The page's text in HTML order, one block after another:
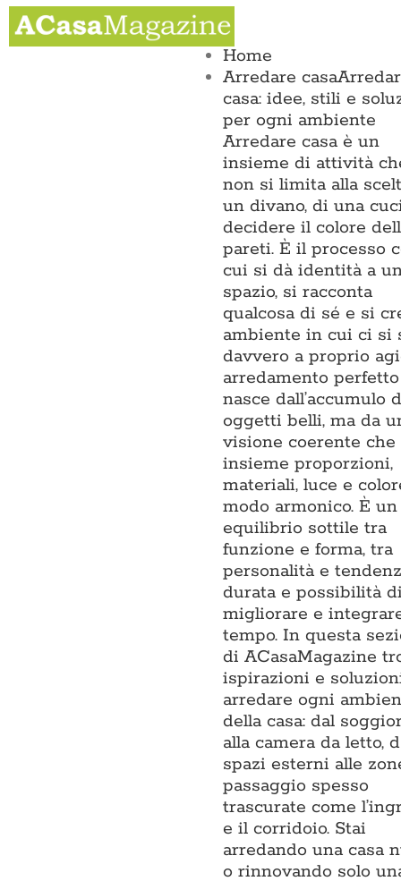
Salta
contenuto
Toggle
Navigation
Home
Arredare casa
casa: idee, stili e
per ogni ambiente
Arredare casa è un
insieme di attività
non si limita alla
un divano, di una
decidere il colore
pareti. È il processo
cui si dà identità a
spazio, si racconta
qualcosa di sé e si
ambiente in cui ci si
davvero a proprio
arredamento
nasce dall’accumulo
oggetti belli, ma da
visione coerente
insieme proporzioni,
materiali, luce e
modo armonico. È un
equilibrio sottile tra
funzione e forma, tra
personalità e
durata e possibilità
migliorare e
tempo. In questa
di ACasaMagazine
ispirazioni e
arredare ogni
della casa: dal
alla camera da letto,
spazi esterni alle
passaggio spesso
trascurate come
e il corridoio. Stai
arredando una casa
o rinnovando solo